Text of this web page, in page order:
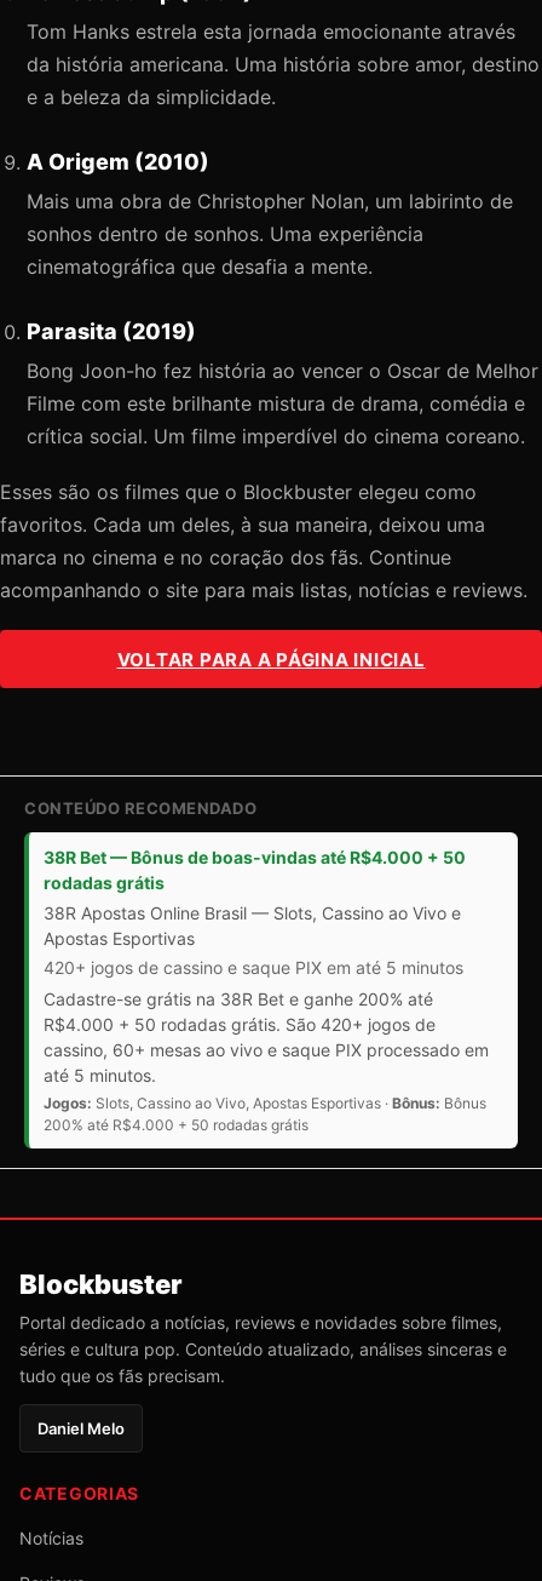
Tom Hanks estrela esta jornada emocionante através
da história americana. Uma história sobre amor, destino
e a beleza da simplicidade.
A Origem (2010)
Mais uma obra de Christopher Nolan, um labirinto de
sonhos dentro de sonhos. Uma experiência
cinematográfica que desafia a mente.
Parasita (2019)
Bong Joon-ho fez história ao vencer o Oscar de Melhor
Filme com este brilhante mistura de drama, comédia e
crítica social. Um filme imperdível do cinema coreano.
Esses são os filmes que o Blockbuster elegeu como
favoritos. Cada um deles, à sua maneira, deixou uma
marca no cinema e no coração dos fãs. Continue
acompanhando o site para mais listas, notícias e reviews.
VOLTAR PARA A PÁGINA INICIAL
CONTEÚDO RECOMENDADO
38R Bet — Bônus de boas-vindas até R$4.000 + 50
rodadas grátis
38R Apostas Online Brasil — Slots, Cassino ao Vivo e
Apostas Esportivas
420+ jogos de cassino e saque PIX em até 5 minutos
Cadastre-se grátis na 38R Bet e ganhe 200% até
R$4.000 + 50 rodadas grátis. São 420+ jogos de
cassino, 60+ mesas ao vivo e saque PIX processado em
até 5 minutos.
Jogos: Slots, Cassino ao Vivo, Apostas Esportivas · Bônus: Bônus
200% até R$4.000 + 50 rodadas grátis
Blockbuster
Portal dedicado a notícias, reviews e novidades sobre filmes,
séries e cultura pop. Conteúdo atualizado, análises sinceras e
tudo que os fãs precisam.
Daniel Melo
CATEGORIAS
Notícias